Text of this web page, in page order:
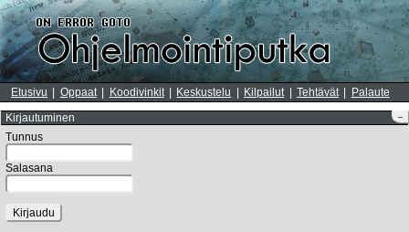
Etusivu Oppaat Koodivinkit Keskustelu Kilpailut Tehtävät Palaute
–
Kirjautuminen
Tunnus
Salasana
Kirjaudu